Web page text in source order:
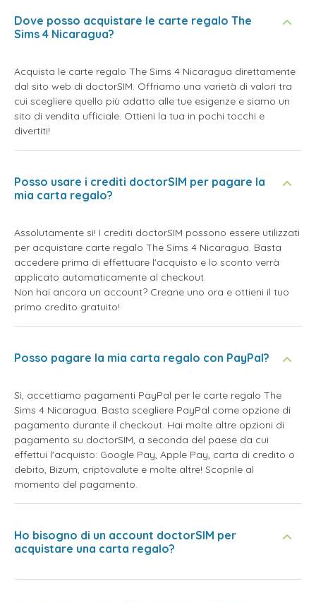
Dove posso acquistare le carte regalo The
Sims 4 Nicaragua?
Acquista le carte regalo The Sims 4 Nicaragua direttamente
dal sito web di doctorSIM. Offriamo una varietà di valori tra
cui scegliere quello più adatto alle tue esigenze e siamo un
sito di vendita ufficiale. Ottieni la tua in pochi tocchi e
divertiti!
Posso usare i crediti doctorSIM per pagare la
mia carta regalo?
Assolutamente sì! I crediti doctorSIM possono essere utilizzati
per acquistare carte regalo The Sims 4 Nicaragua. Basta
accedere prima di effettuare l'acquisto e lo sconto verrà
applicato automaticamente al checkout.
Non hai ancora un account? Creane uno ora e ottieni il tuo
primo credito gratuito!
Posso pagare la mia carta regalo con PayPal?
Sì, accettiamo pagamenti PayPal per le carte regalo The
Sims 4 Nicaragua. Basta scegliere PayPal come opzione di
pagamento durante il checkout. Hai molte altre opzioni di
pagamento su doctorSIM, a seconda del paese da cui
effettui l'acquisto: Google Pay, Apple Pay, carta di credito o
debito, Bizum, criptovalute e molte altre! Scoprile al
momento del pagamento.
Ho bisogno di un account doctorSIM per
acquistare una carta regalo?